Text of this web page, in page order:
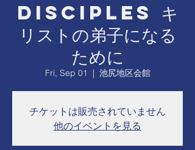
Disciples キ
リストの弟子になる
ために
Fri, Sep 01
  |
池尻地区会館
チケットは販売されていません
他のイベントを見る